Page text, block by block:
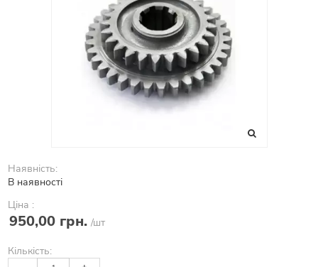
Наявність:
В наявності
Ціна :
950,00 грн. /шт
Кількість: